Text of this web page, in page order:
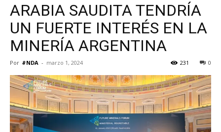
ARABIA SAUDITA TENDRÍA
UN FUERTE INTERÉS EN LA
MINERÍA ARGENTINA
Por #NDA - marzo 1, 2024 0
231